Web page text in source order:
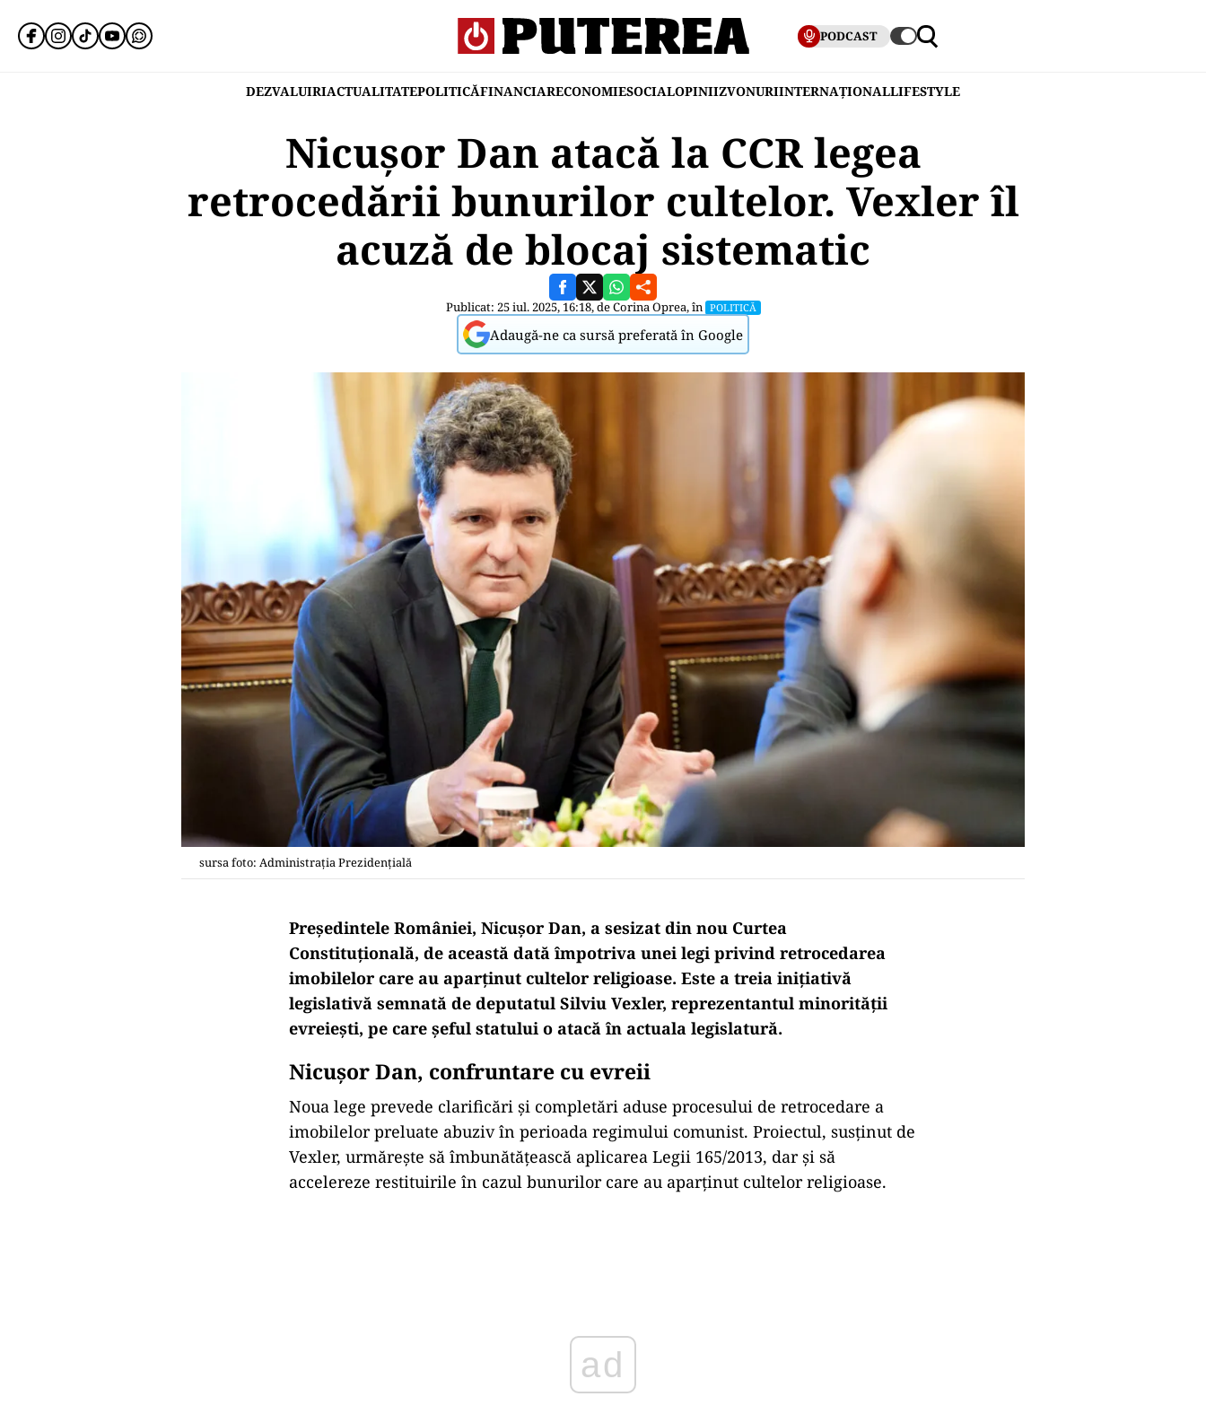
PODCAST
DEZVALUIRIACTUALITATEPOLITICĂFINANCIARECONOMIESOCIALOPINIIZVONURIINTERNAȚIONALLIFESTYLE
Nicușor Dan atacă la CCR legea
retrocedării bunurilor cultelor. Vexler îl
acuză de blocaj sistematic
Publicat: 25 iul. 2025, 16:18, deCorina Oprea, în POLITICĂ
Adaugă-ne ca sursă preferată în Google
sursa foto: Administrația Prezidențială
Președintele României, Nicușor Dan, a sesizat din nou Curtea
Constituțională, de această dată împotriva unei legi privind retrocedarea
imobilelor care au aparținut cultelor religioase. Este a treia inițiativă
legislativă semnată de deputatul Silviu Vexler, reprezentantul minorității
evreiești, pe care șeful statului o atacă în actuala legislatură.
Nicușor Dan, confruntare cu evreii
Noua lege prevede clarificări și completări aduse procesului de retrocedare a
imobilelor preluate abuziv în perioada regimului comunist. Proiectul, susținut de
Vexler, urmărește să îmbunătățească aplicarea Legii 165/2013, dar și să
accelereze restituirile în cazul bunurilor care au aparținut cultelor religioase.